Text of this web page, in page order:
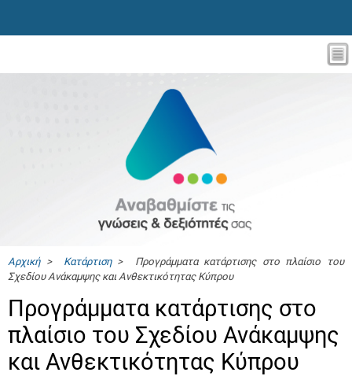
Αρχική> Κατάρτιση> Προγράμματα κατάρτισης στο πλαίσιο του
Σχεδίου Ανάκαμψης και Ανθεκτικότητας Κύπρου
Προγράμματα κατάρτισης στο
πλαίσιο του Σχεδίου Ανάκαμψης
και Ανθεκτικότητας Κύπρου